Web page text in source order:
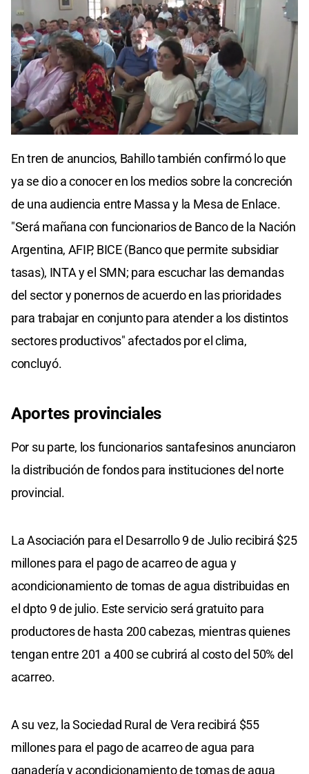
En tren de anuncios, Bahillo también confirmó lo que
ya se dio a conocer en los medios sobre la concreción
de una audiencia entre Massa y la Mesa de Enlace.
"Será mañana con funcionarios de Banco de la Nación
Argentina, AFIP, BICE (Banco que permite subsidiar
tasas), INTA y el SMN; para escuchar las demandas
del sector y ponernos de acuerdo en las prioridades
para trabajar en conjunto para atender a los distintos
sectores productivos" afectados por el clima,
concluyó.
Aportes provinciales
Por su parte, los funcionarios santafesinos anunciaron
la distribución de fondos para instituciones del norte
provincial.
La Asociación para el Desarrollo 9 de Julio recibirá $25
millones para el pago de acarreo de agua y
acondicionamiento de tomas de agua distribuidas en
el dpto 9 de julio. Este servicio será gratuito para
productores de hasta 200 cabezas, mientras quienes
tengan entre 201 a 400 se cubrirá al costo del 50% del
acarreo.
A su vez, la Sociedad Rural de Vera recibirá $55
millones para el pago de acarreo de agua para
ganadería y acondicionamiento de tomas de agua